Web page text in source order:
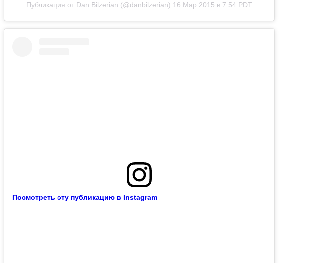
Публикация от Dan Bilzerian (@danbilzerian) 16 Мар 2015 в 7:54 PDT
Посмотреть эту публикацию в Instagram